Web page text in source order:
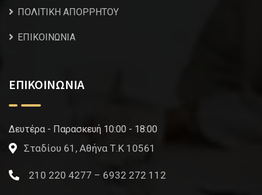
ΠΟΛΙΤΙΚΗ ΑΠΟΡΡΗΤΟΥ
ΕΠΙΚΟΙΝΩΝΙΑ
ΕΠΙΚΟΙΝΩΝΙΑ
Δευτέρα - Παρασκευή 10:00 - 18:00
Σταδίου 61, Αθήνα Τ.Κ 10561
210 220 4277 – 6932 272 112